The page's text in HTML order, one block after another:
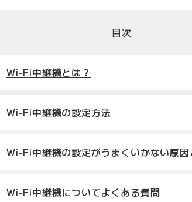
目次
Wi-Fi中継機とは？
Wi-Fi中継機の設定方法
Wi-Fi中継機の設定がうまくいかない原因
Wi-Fi中継機についてよくある質問